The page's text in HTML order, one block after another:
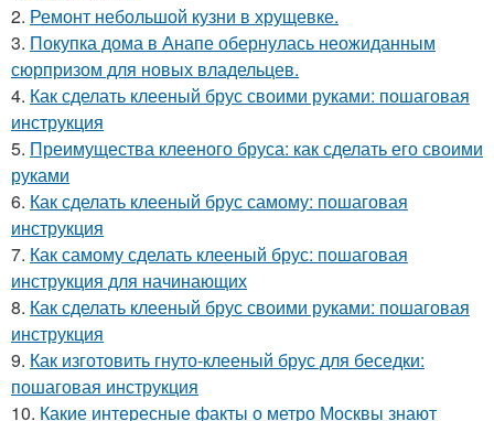
2. Ремонт небольшой кузни в хрущевке.
3. Покупка дома в Анапе обернулась неожиданным
сюрпризом для новых владельцев.
4. Как сделать клееный брус своими руками: пошаговая
инструкция
5. Преимущества клееного бруса: как сделать его своими
руками
6. Как сделать клееный брус самому: пошаговая
инструкция
7. Как самому сделать клееный брус: пошаговая
инструкция для начинающих
8. Как сделать клееный брус своими руками: пошаговая
инструкция
9. Как изготовить гнуто-клееный брус для беседки:
пошаговая инструкция
10. Какие интересные факты о метро Москвы знают